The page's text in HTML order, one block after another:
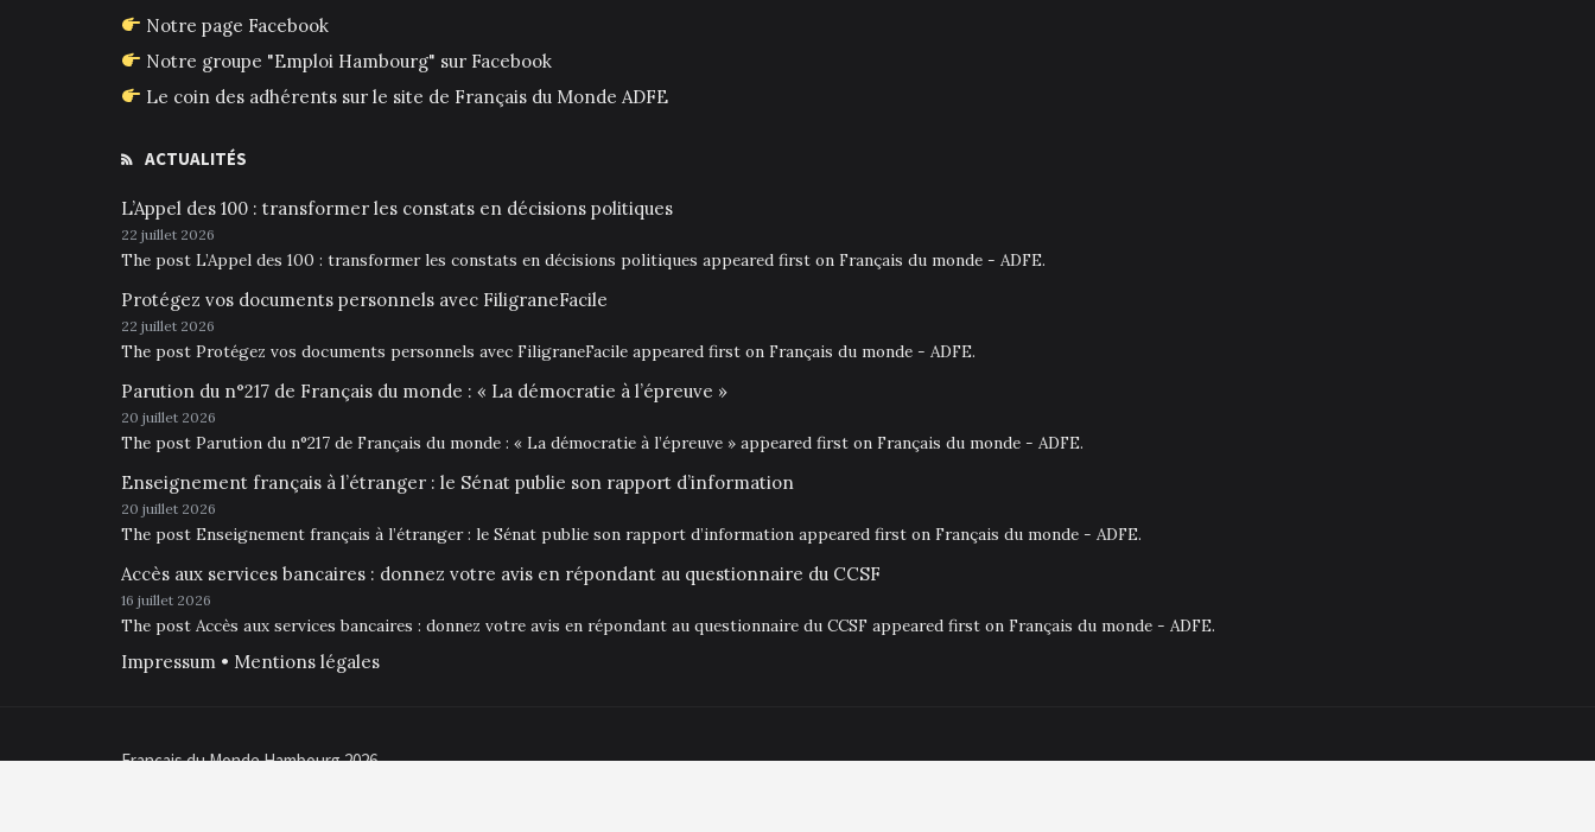
Notre page Facebook
Notre groupe "Emploi Hambourg" sur Facebook
Le coin des adhérents sur le site de Français du Monde ADFE
ACTUALITÉS
L’Appel des 100 : transformer les constats en décisions politiques
22 juillet 2026
The post L’Appel des 100 : transformer les constats en décisions politiques appeared first on Français du monde - ADFE.
Protégez vos documents personnels avec FiligraneFacile
22 juillet 2026
The post Protégez vos documents personnels avec FiligraneFacile appeared first on Français du monde - ADFE.
Parution du n°217 de Français du monde : « La démocratie à l’épreuve »
20 juillet 2026
The post Parution du n°217 de Français du monde : « La démocratie à l’épreuve » appeared first on Français du monde - ADFE.
Enseignement français à l’étranger : le Sénat publie son rapport d’information
20 juillet 2026
The post Enseignement français à l’étranger : le Sénat publie son rapport d’information appeared first on Français du monde - ADFE.
Accès aux services bancaires : donnez votre avis en répondant au questionnaire du CCSF
16 juillet 2026
The post Accès aux services bancaires : donnez votre avis en répondant au questionnaire du CCSF appeared first on Français du monde - ADFE.
Impressum • Mentions légales
Français du Monde Hambourg 2026